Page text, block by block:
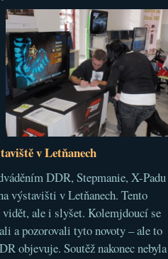
v Letňanech
DDR, Stepmanie, X-Padu
výstavišti v Letňanech. Tento
vidět, ale i slyšet. Kolemjdoucí se
a pozorovali tyto novoty – ale to
objevuje. Soutěž nakonec nebyla